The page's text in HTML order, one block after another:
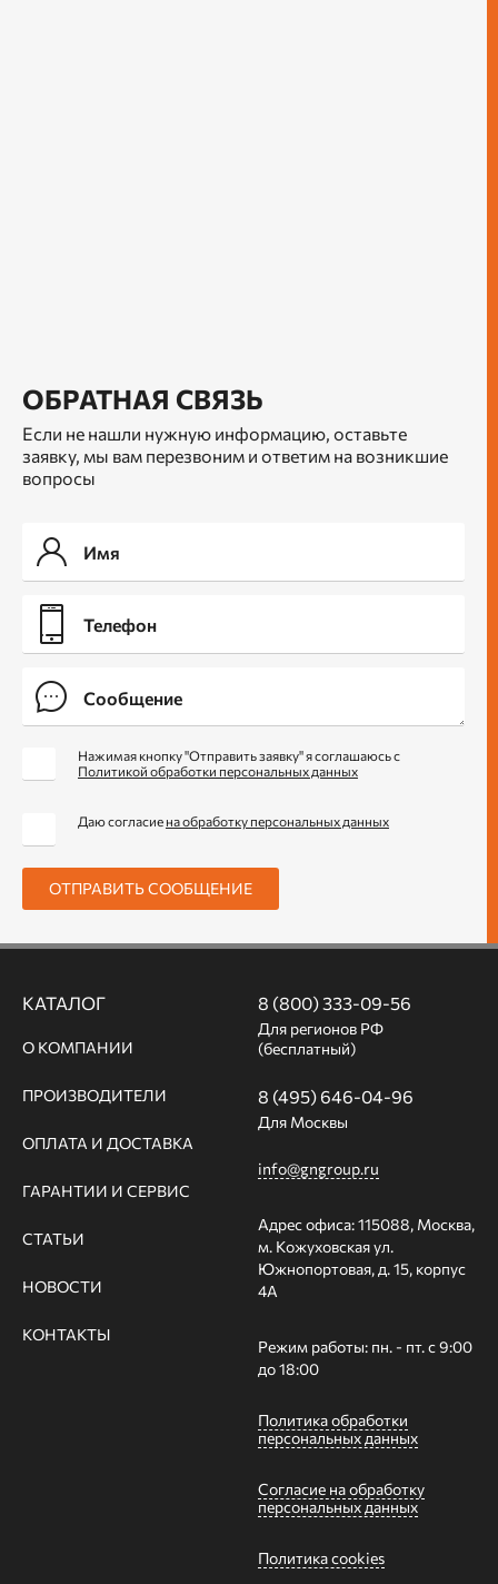
ОБРАТНАЯ СВЯЗЬ
Если не нашли нужную информацию, оставьте
заявку, мы вам перезвоним и ответим на возникшие
вопросы
Нажимая кнопку "Отправить заявку" я соглашаюсь с
Политикой обработки персональных данных
Даю согласие на обработку персональных данных
ОТПРАВИТЬ СООБЩЕНИЕ
КАТАЛОГ
О КОМПАНИИ
ПРОИЗВОДИТЕЛИ
ОПЛАТА И ДОСТАВКА
ГАРАНТИИ И СЕРВИС
СТАТЬИ
НОВОСТИ
КОНТАКТЫ
8 (800) 333-09-56
Для регионов РФ
(бесплатный)
8 (495) 646-04-96
Для Москвы
info@gngroup.ru
Адрес офиса: 115088, Москва,
м. Кожуховская ул.
Южнопортовая, д. 15, корпус
4А
Режим работы: пн. - пт. с 9:00
до 18:00
Политика обработки
персональных данных
Согласие на обработку
персональных данных
Политика cookies